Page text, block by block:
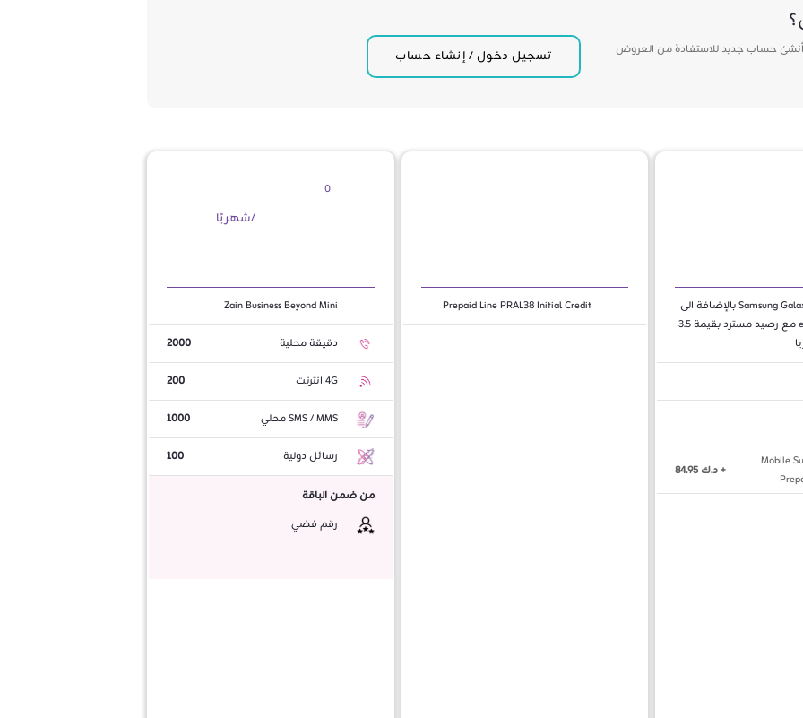
حساب جديد للاستفادة من العروض تسجيل دخول / إنشاء حساب
Samsung Galaxy-A33 5G بالإضافة الى
خط eeZee مع رصيد مسترد بقيمة 3.5
Mobile
+ د.ك 84.95
Prepaid Line PRAL38 Initial Credit
0
/شهريًا
Zain Business Beyond Mini
دقيقة محلية 2000
4G انترنت 200
SMS / MMS محلي 1000
رسائل دولية 100
من ضمن الباقة
رقم فضي